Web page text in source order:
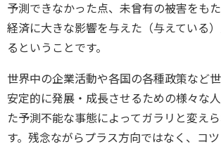
予測できなかった点、未曾有の被害をも
経済に大きな影響を与えた（与えている
るということです。
世界中の企業活動や各国の各種政策など
安定的に発展・成長させるための様々な
た予測不能な事態によってガラリと変え
す。残念ながらプラス方向ではなく、コ